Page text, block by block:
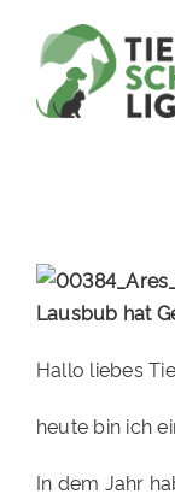
content
MITMACHEN
FÖRDERN &
KOOPERATIONEN
4KIDS
TIERHEIMTIERE
Lausbub hat
Hallo liebes
heute bin ich
In dem Jahr